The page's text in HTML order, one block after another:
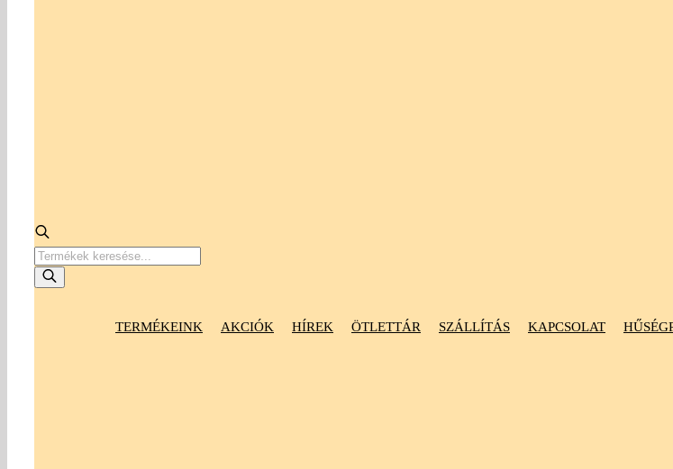
Products
search
TERMÉKEINK AKCIÓK HÍREK ÖTLETTÁR SZÁLLÍTÁS KAPCSOLAT